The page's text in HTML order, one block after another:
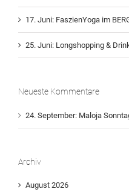
17. Juni: FaszienYoga im
25. Juni: Longshopping &
Neueste Kommentare
24. September: Maloja
Archiv
August 2026